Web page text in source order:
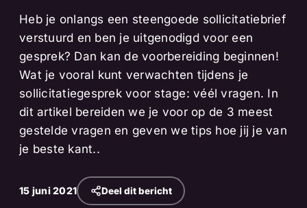
Heb je onlangs een steengoede sollicitatiebrief
verstuurd en ben je uitgenodigd voor een
gesprek? Dan kan de voorbereiding beginnen!
Wat je vooral kunt verwachten tijdens je
sollicitatiegesprek voor stage: véél vragen. In
dit artikel bereiden we je voor op de 3 meest
gestelde vragen en geven we tips hoe jij je van
je beste kant..
15 juni 2021 Deel dit bericht